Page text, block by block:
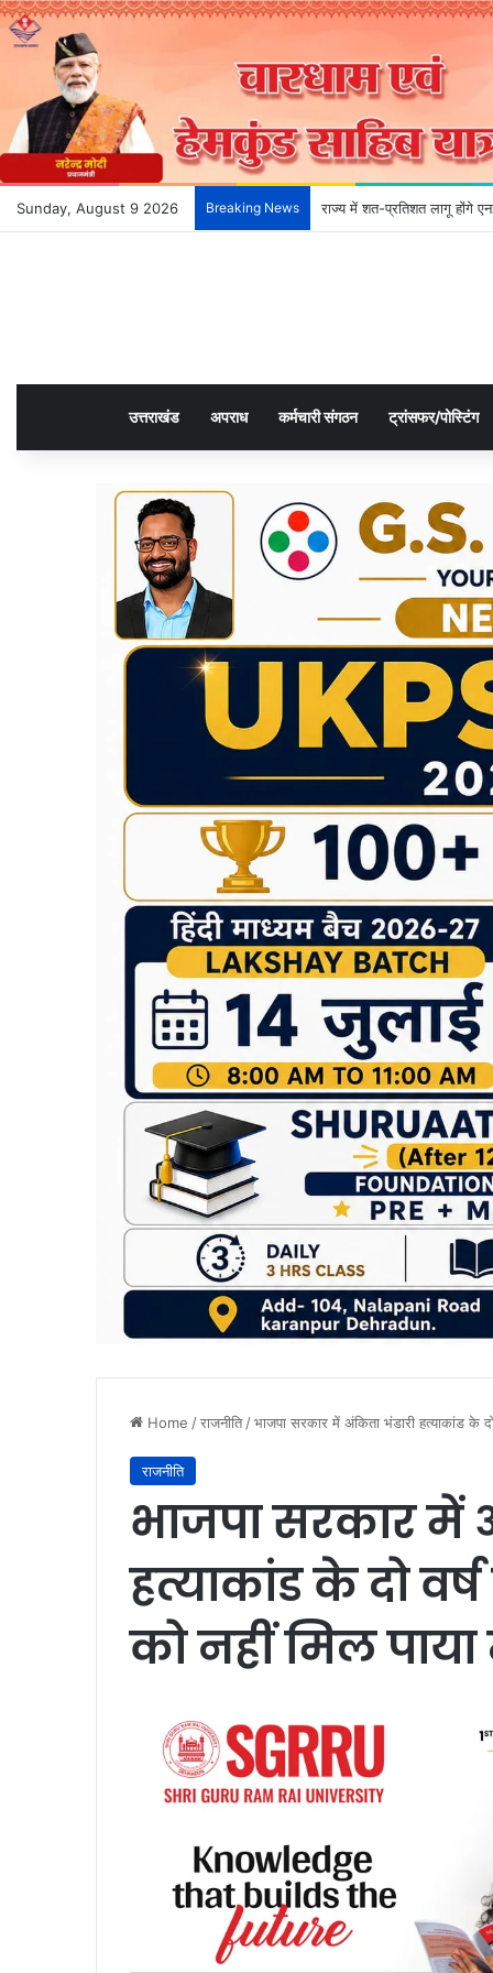
Sunday, August 9 2026 Breaking News राज्य में शत-प्रतिशत लागू होंगे
उत्तराखंड अपराध कर्मचारी संगठन ट्रांसफर/पोस्टिंग
Home /राजनीति/भाजपा सरकार में अंकिता भंडारी हत्याकांड के दो
राजनीति
भाजपा सरकार में
हत्याकांड के दो वर्ष
को नहीं मिल पाया